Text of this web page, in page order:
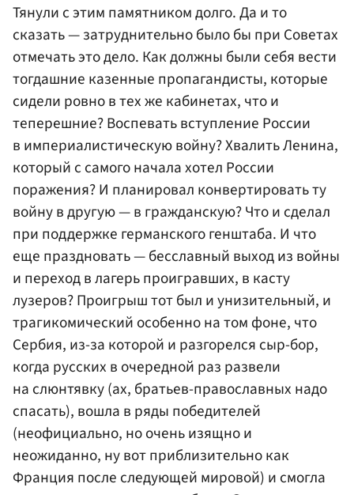
Тянули с этим памятником долго. Да и то
сказать — затруднительно было бы при Советах
отмечать это дело. Как должны были себя вести
тогдашние казенные пропагандисты, которые
сидели ровно в тех же кабинетах, что и
теперешние? Воспевать вступление России
в империалистическую войну? Хвалить Ленина,
который с самого начала хотел России
поражения? И планировал конвертировать ту
войну в другую — в гражданскую? Что и сделал
при поддержке германского генштаба. И что
еще праздновать — бесславный выход из войны
и переход в лагерь проигравших, в касту
лузеров? Проигрыш тот был и унизительный, и
трагикомический особенно на том фоне, что
Сербия, из-за которой и разгорелся сыр-бор,
когда русских в очередной раз развели
на слюнтявку (ах, братьев-православных надо
спасать), вошла в ряды победителей
(неофициально, но очень изящно и
неожиданно, ну вот приблизительно как
Франция после следующей мировой) и смогла